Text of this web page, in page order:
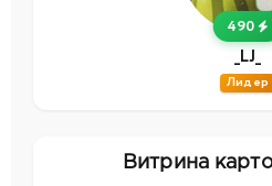
490
_LJ_
Лидер
Витрина